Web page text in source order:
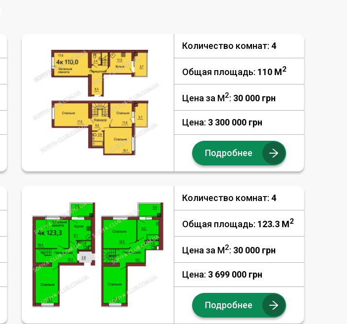
Количество комнат: 4
Общая площадь: 110 M2
Цена за М2: 30 000грн
Цена: 3 300 000 грн
Подробнее
Количество комнат: 4
Общая площадь: 123.3 M2
Цена за М2: 30 000грн
Цена: 3 699 000 грн
Подробнее